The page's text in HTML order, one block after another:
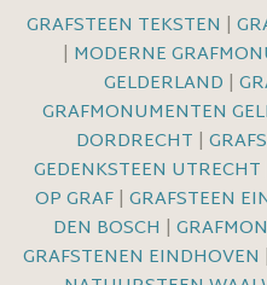
GRAFSTEEN TEKSTEN |
| MODERNE
GELDERLAND |
GRAFMONUMENTEN
DORDRECHT |
GEDENKSTEEN UTRECHT
OP GRAF| GRAFSTEEN
DEN BOSCH |
GRAFSTENEN EINDHOVEN |